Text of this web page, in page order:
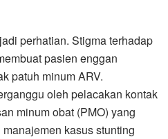
perhatian. Stigma terhadap
pasien enggan
patuh minum ARV.
oleh pelacakan kontak
minum obat (PMO) yang
kasus stunting